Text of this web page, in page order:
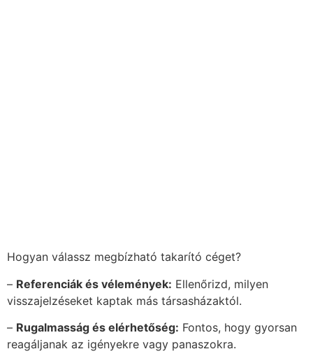
Hogyan válassz megbízható takarító céget?
– Referenciák és vélemények: Ellenőrizd, milyen
visszajelzéseket kaptak más társasházaktól.
– Rugalmasság és elérhetőség: Fontos, hogy gyorsan
reagáljanak az igényekre vagy panaszokra.